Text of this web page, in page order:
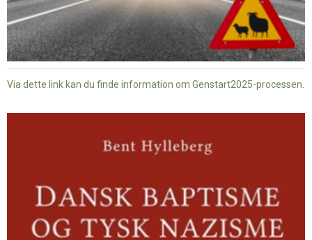
Via dette link kan du finde information om Genstart2025-processen.